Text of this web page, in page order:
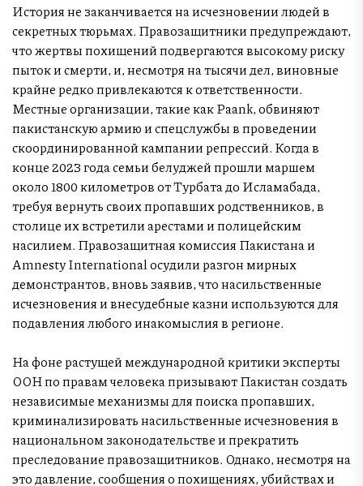
История не заканчивается на исчезновении людей в
секретных тюрьмах. Правозащитники предупреждают,
что жертвы похищений подвергаются высокому риску
пыток и смерти, и, несмотря на тысячи дел, виновные
крайне редко привлекаются к ответственности.
Местные организации, такие как Paank, обвиняют
пакистанскую армию и спецслужбы в проведении
скоординированной кампании репрессий. Когда в
конце 2023 года семьи белуджей прошли маршем
около 1800 километров от Турбата до Исламабада,
требуя вернуть своих пропавших родственников, в
столице их встретили арестами и полицейским
насилием. Правозащитная комиссия Пакистана и
Amnesty International осудили разгон мирных
демонстрантов, вновь заявив, что насильственные
исчезновения и внесудебные казни используются для
подавления любого инакомыслия в регионе.
На фоне растущей международной критики эксперты
ООН по правам человека призывают Пакистан создать
независимые механизмы для поиска пропавших,
криминализировать насильственные исчезновения в
национальном законодательстве и прекратить
преследование правозащитников. Однако, несмотря на
это давление, сообщения о похищениях, убийствах и